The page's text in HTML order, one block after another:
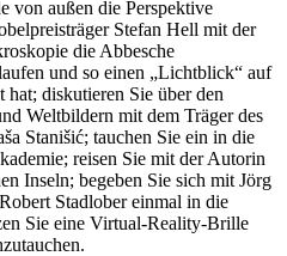
von außen die Perspektive
Stefan Hell mit der
die Abbesche
und so einen „Lichtblick“ auf
diskutieren Sie über den
Weltbildern mit dem Träger des
Stanišić; tauchen Sie ein in die
reisen Sie mit der Autorin
Inseln; begeben Sie sich mit Jörg
Stadlober einmal in die
Sie eine Virtual-Reality-Brille